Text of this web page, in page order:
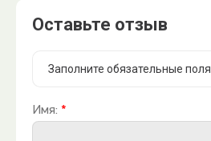
Оставьте отзыв
Заполните обязательные поля
Имя: *